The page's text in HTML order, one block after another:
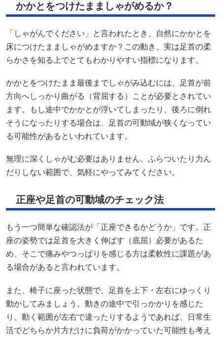
かかとをつけたまましゃがめるか？
「しゃがんでください」と言われたとき、自然にかかとを
床につけたまましゃがめますか？この動き、実は足首の柔
らかさを知る上でとてもわかりやすい指標になります。
かかとをつけたまま最後までしゃがみ込むには、足首が前
方向へしっかり曲がる（背屈する）ことが必要とされてい
ます。もし途中でかかとが浮いてしまったり、後ろに倒れ
そうになったりする場合は、足首の可動域が狭くなってい
る可能性があるといわれています。
無理に深くしゃがむ必要はありません。ふらついたり力ん
だりしない範囲で、気軽にやってみてください。
正座や足首の可動域のチェック法
もう一つ簡単な確認法が「正座できるかどうか」です。正
座の姿勢では足首を大きく伸ばす（底屈）必要があるた
め、そこで痛みやつっぱりを感じる方は柔軟性に課題があ
る場合があると言われています。
また、椅子に座った状態で、足首を上下・左右にゆっくり
動かしてみましょう。動きの途中で引っかかりを感じた
り、動く範囲が左右で違ったりするようであれば、日常生
活でどちらか片方だけに負荷がかかっていた可能性も考え